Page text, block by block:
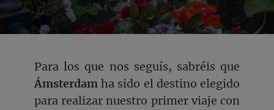
Para los que nos seguís, sabréis que
Ámsterdam ha sido el destino elegido
para realizar nuestro primer viaje con